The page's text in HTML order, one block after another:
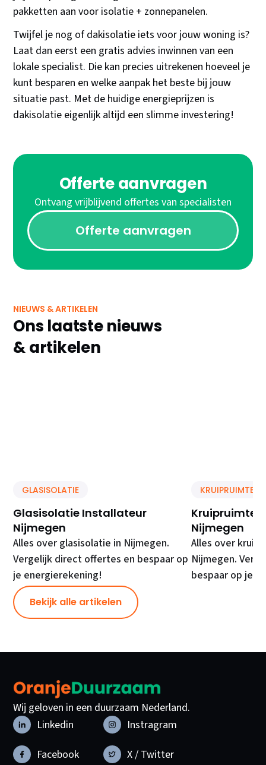
pakketten aan voor isolatie + zonnepanelen.
Twijfel je nog of dakisolatie iets voor jouw woning is?
Laat dan eerst een gratis advies inwinnen van een
lokale specialist. Die kan precies uitrekenen hoeveel je
kunt besparen en welke aanpak het beste bij jouw
situatie past. Met de huidige energieprijzen is
dakisolatie eigenlijk altijd een slimme investering!
Offerte aanvragen
Ontvang vrijblijvend offertes van specialisten
Offerte aanvragen
NIEUWS & ARTIKELEN
Ons laatste nieuws
& artikelen
GLASISOLATIE
Glasisolatie Installateur
Nijmegen
Alles over glasisolatie in Nijmegen.
Vergelijk direct offertes en bespaar op
je energierekening!
KRUIPRUIMTE
Kruipruimte
Nijmegen
Alles over
Nijmegen.
bespaar op je
Bekijk alle artikelen
Wij geloven in een duurzaam Nederland.
Linkedin
Instragram
Facebook
X / Twitter